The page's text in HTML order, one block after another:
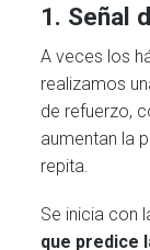
1. Señal
A veces los
realizamos
de refuerzo,
aumentan la
repita.
Se inicia con
que predice